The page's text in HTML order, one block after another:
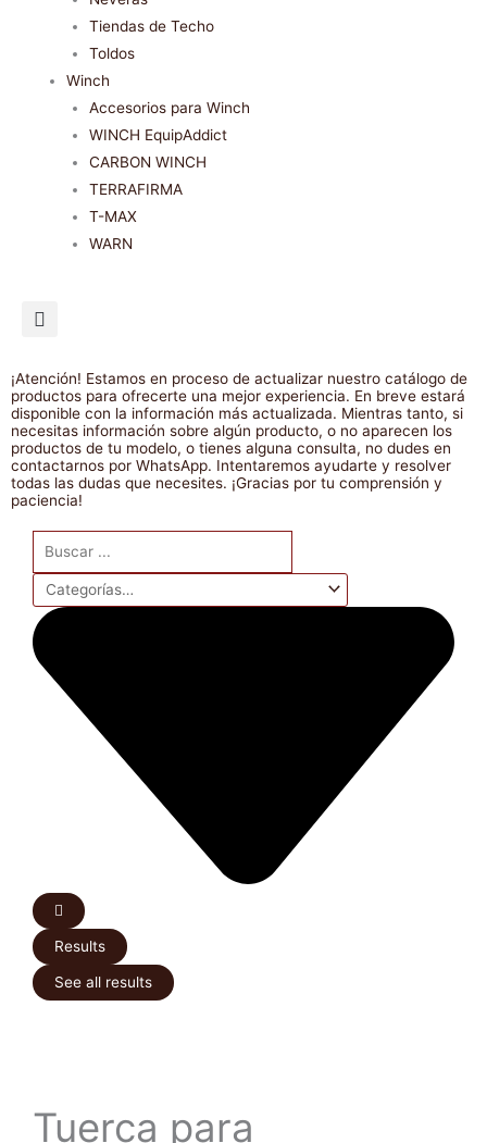
Tiendas de Techo
Toldos
Winch
Accesorios para Winch
WINCH EquipAddict
CARBON WINCH
TERRAFIRMA
T-MAX
WARN
¡Atención! Estamos en proceso de actualizar nuestro catálogo de
productos para ofrecerte una mejor experiencia. En breve estará
disponible con la información más actualizada. Mientras tanto, si
necesitas información sobre algún producto, o no aparecen los
productos de tu modelo, o tienes alguna consulta, no dudes en
contactarnos por WhatsApp. Intentaremos ayudarte y resolver
todas las dudas que necesites. ¡Gracias por tu comprensión y
paciencia!
Search
...
Results
See all results
Tuerca para